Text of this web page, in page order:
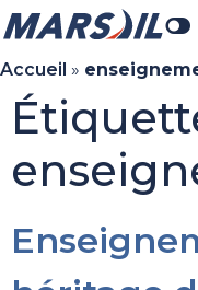
Accueil »